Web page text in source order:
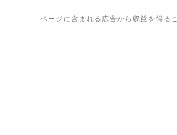
ページに含まれる広告から収益を得る